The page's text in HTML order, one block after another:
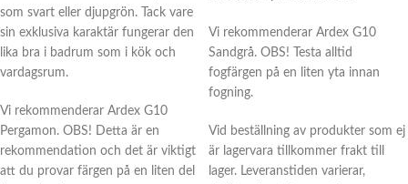
som svart eller djupgrön. Tack vare
sin exklusiva karaktär fungerar den
lika bra i badrum som i kök och
vardagsrum.
Vi rekommenderar Ardex G10
Pergamon. OBS! Detta är en
rekommendation och det är viktigt
att du provar färgen på en liten del
Vi rekommenderar Ardex G10
Sandgrå. OBS! Testa alltid
fogfärgen på en liten yta innan
fogning.
Vid beställning av produkter som ej
är lagervara tillkommer frakt till
lager. Leveranstiden varierar,